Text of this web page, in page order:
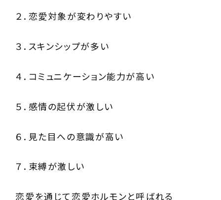
２．恋愛対象が変わりやすい
３．スキンシップが多い
４．コミュニケーション能力が高い
５．感情の起伏が激しい
６．見た目への意識が高い
７．束縛が激しい
恋愛を通じて恋愛ホルモンと呼ばれる